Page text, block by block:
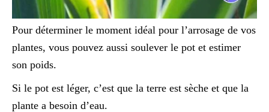
Pour déterminer le moment idéal pour l’arrosage de vos
plantes, vous pouvez aussi soulever le pot et estimer
son poids.
Si le pot est léger, c’est que la terre est sèche et que la
plante a besoin d’eau.